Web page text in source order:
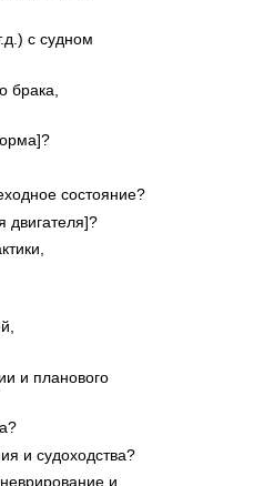
с судном
брака,
состояние?
двигателя]?
и планового
и судоходства?
и